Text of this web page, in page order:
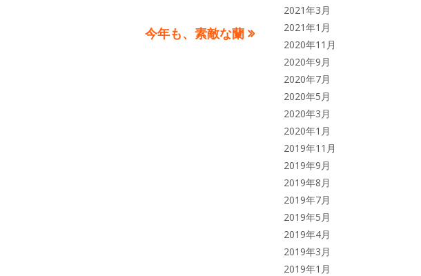
次
今年も、素敵な蘭
2021年3月
2021年1月
2020年11月
2020年9月
2020年7月
2020年5月
2020年3月
2020年1月
2019年11月
2019年9月
2019年8月
2019年7月
2019年5月
2019年4月
2019年3月
2019年1月